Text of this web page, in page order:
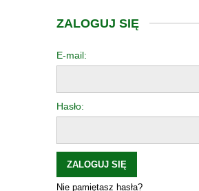
ZALOGUJ SIĘ
E-mail:
Hasło:
ZALOGUJ SIĘ
Nie pamiętasz hasła?